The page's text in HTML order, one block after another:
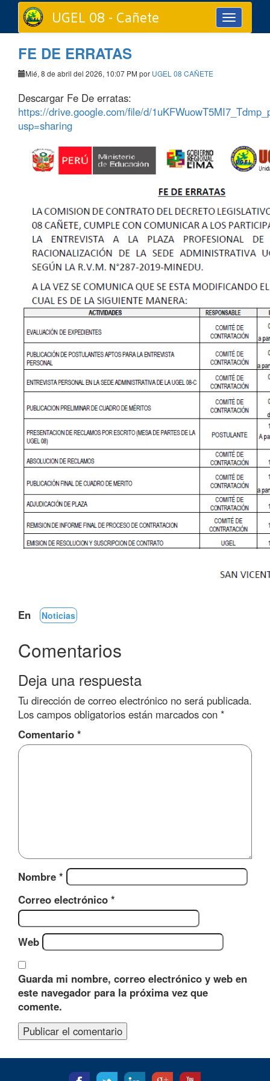
Toggle
navigation
UGEL 08 - Cañete
FE DE ERRATAS
Mié, 8 de abril del 2026, 10:07 PM por UGEL 08 CAÑETE
Descargar Fe De erratas:
https://drive.google.com/file/d/
usp=sharing
En Noticias
Comentarios
Deja una respuesta
Tu dirección de correo electrónico no será publicada.
Los campos obligatorios están marcados con *
Comentario *
Nombre *
Correo electrónico *
Web
Guarda mi nombre, correo electrónico y web en
este navegador para la próxima vez que
comente.